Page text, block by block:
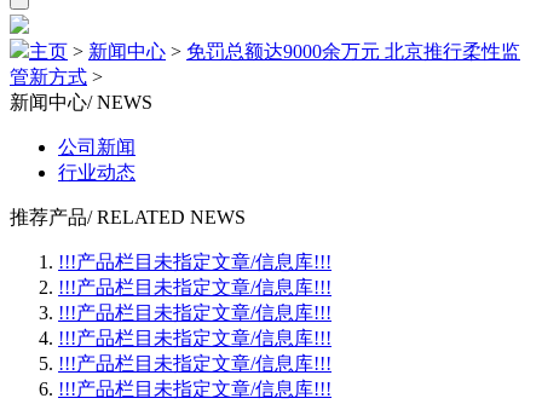
主页 > 新闻中心 > 免罚总额达9000余万元 北京推行柔性监
管新方式 >
新闻中心/ NEWS
公司新闻
行业动态
推荐产品/ RELATED NEWS
!!!产品栏目未指定文章/信息库!!!
!!!产品栏目未指定文章/信息库!!!
!!!产品栏目未指定文章/信息库!!!
!!!产品栏目未指定文章/信息库!!!
!!!产品栏目未指定文章/信息库!!!
!!!产品栏目未指定文章/信息库!!!